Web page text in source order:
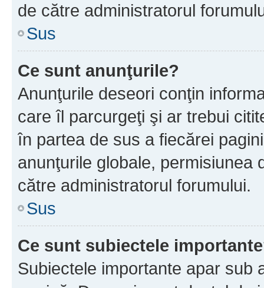
de către administratorul
Sus
Ce sunt anunţurile?
Anunţurile deseori conţin
care îl parcurgeţi şi ar trebui
în partea de sus a fiecărei
anunţurile globale, permisiunea
către administratorul forumului.
Sus
Ce sunt subiectele
Subiectele importante apar sub